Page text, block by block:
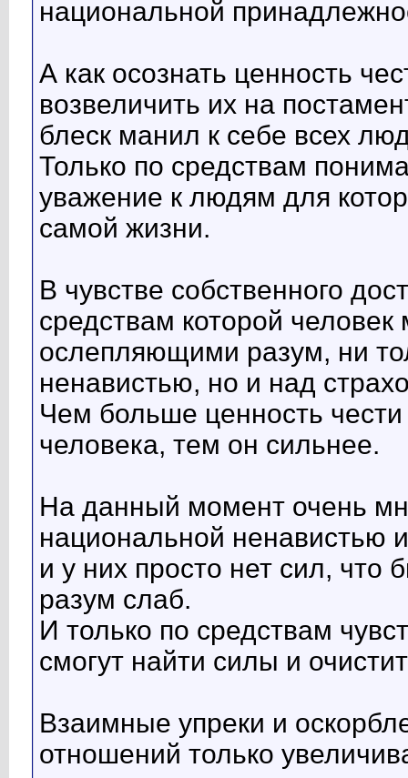
национальной
А как осознать ценность
возвеличить их на
блеск манил к себе всех
Только по средствам
уважение к людям для
самой жизни.
В чувстве собственного
средствам которой
ослепляющими разум, ни
ненавистью, но и над
Чем больше ценность
человека, тем он сильнее.
На данный момент очень
национальной ненавистью
и у них просто нет сил, что
разум слаб.
И только по средствам
смогут найти силы и
Взаимные упреки и
отношений только